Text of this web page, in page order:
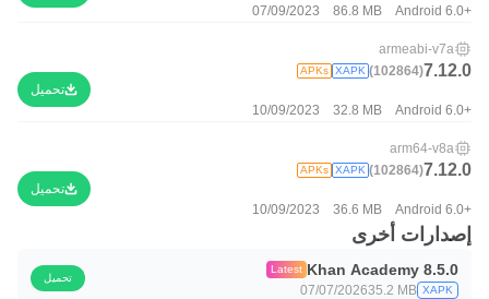
07/09/2023 86.8 MB Android 6.0+
armeabi-v7a
7.12.0
(102864)
XAPK
APKs
10/09/2023 32.8 MB Android 6.0+
تحميل
arm64-v8a
7.12.0
(102864)
XAPK
APKs
10/09/2023 36.6 MB Android 6.0+
تحميل
إصدارات أخرى
Khan Academy 8.5.0
Latest
XAPK
35.2 MB
07/07/2026
تحميل